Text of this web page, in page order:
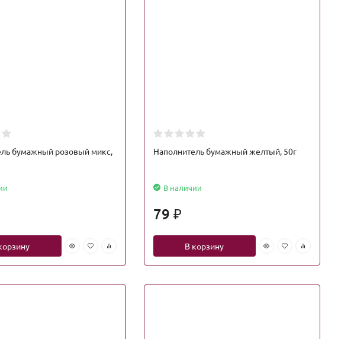
бумажный розовый микс,
Наполнитель бумажный желтый, 50г
В наличии
79 ₽
В корзину